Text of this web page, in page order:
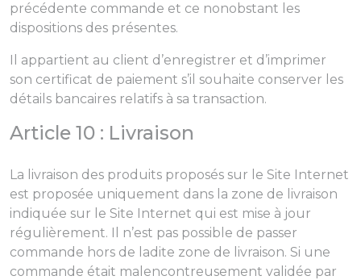
précédente commande et ce nonobstant les
dispositions des présentes.
Il appartient au client d’enregistrer et d’imprimer
son certificat de paiement s’il souhaite conserver les
détails bancaires relatifs à sa transaction.
Article 10 : Livraison
La livraison des produits proposés sur le Site Internet
est proposée uniquement dans la zone de livraison
indiquée sur le Site Internet qui est mise à jour
régulièrement. Il n’est pas possible de passer
commande hors de ladite zone de livraison. Si une
commande était malencontreusement validée par